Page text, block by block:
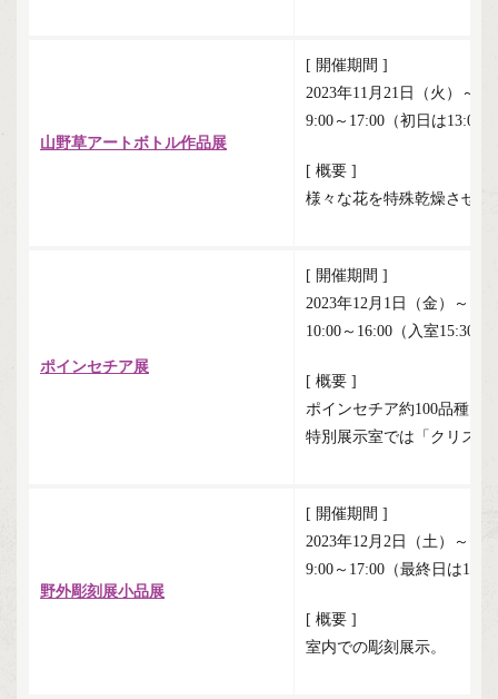
山野草アートボトル作品展
[ 開催期間 ]
2023年11月21日（火）～
9:00～17:00（初日は13:00
[ 概要 ]
様々な花を特殊乾燥させ
ポインセチア展
[ 開催期間 ]
2023年12月1日（金）～12
10:00～16:00（入室15:30ま
[ 概要 ]
ポインセチア約100品種、
特別展示室では「クリスマ
野外彫刻展小品展
[ 開催期間 ]
2023年12月2日（土）～12
9:00～17:00（最終日は
[ 概要 ]
室内での彫刻展示。